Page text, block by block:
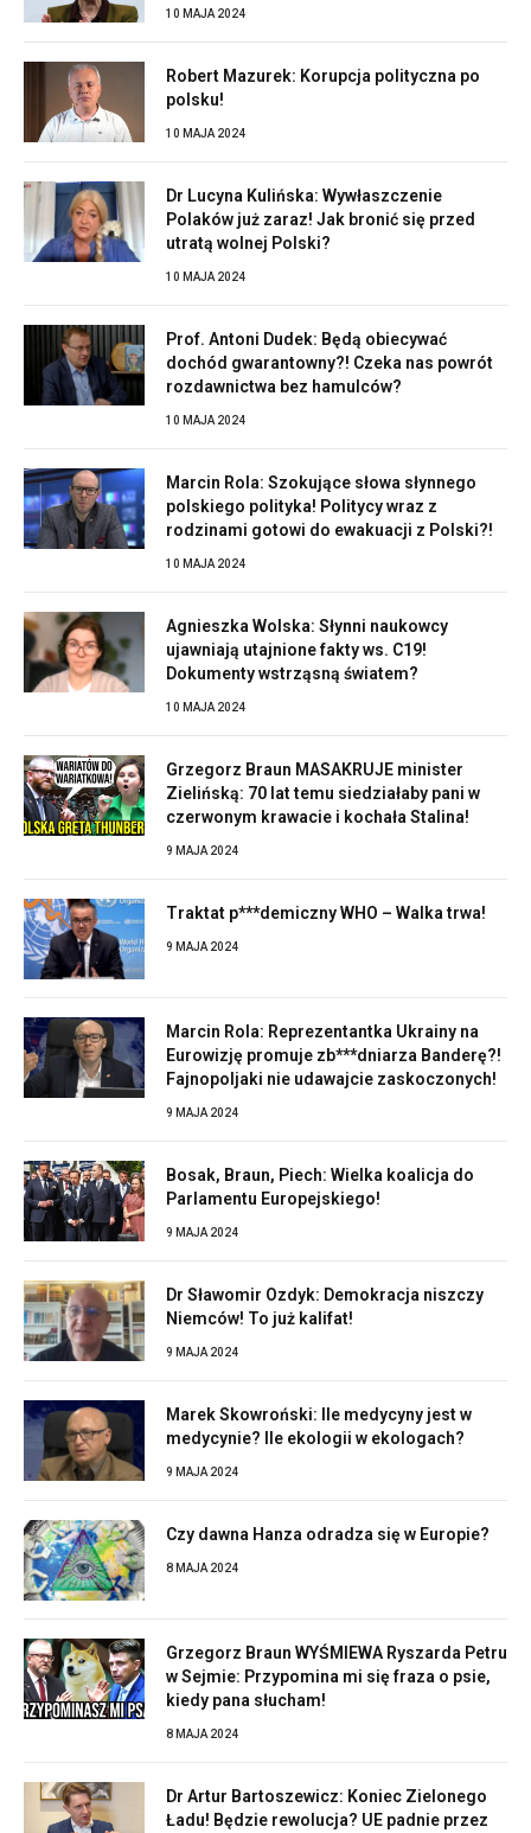
10 MAJA 2024
Robert Mazurek: Korupcja polityczna po
polsku!
10 MAJA 2024
Dr Lucyna Kulińska: Wywłaszczenie
Polaków już zaraz! Jak bronić się przed
utratą wolnej Polski?
10 MAJA 2024
Prof. Antoni Dudek: Będą obiecywać
dochód gwarantowny?! Czeka nas powrót
rozdawnictwa bez hamulców?
10 MAJA 2024
Marcin Rola: Szokujące słowa słynnego
polskiego polityka! Politycy wraz z
rodzinami gotowi do ewakuacji z Polski?!
10 MAJA 2024
Agnieszka Wolska: Słynni naukowcy
ujawniają utajnione fakty ws. C19!
Dokumenty wstrząsną światem?
10 MAJA 2024
Grzegorz Braun MASAKRUJE minister
Zielińską: 70 lat temu siedziałaby pani w
czerwonym krawacie i kochała Stalina!
9 MAJA 2024
Traktat p***demiczny WHO – Walka trwa!
9 MAJA 2024
Marcin Rola: Reprezentantka Ukrainy na
Eurowizję promuje zb***dniarza Banderę?!
Fajnopoljaki nie udawajcie zaskoczonych!
9 MAJA 2024
Bosak, Braun, Piech: Wielka koalicja do
Parlamentu Europejskiego!
9 MAJA 2024
Dr Sławomir Ozdyk: Demokracja niszczy
Niemców! To już kalifat!
9 MAJA 2024
Marek Skowroński: Ile medycyny jest w
medycynie? Ile ekologii w ekologach?
9 MAJA 2024
Czy dawna Hanza odradza się w Europie?
8 MAJA 2024
Grzegorz Braun WYŚMIEWA Ryszarda Petru
w Sejmie: Przypomina mi się fraza o psie,
kiedy pana słucham!
8 MAJA 2024
Dr Artur Bartoszewicz: Koniec Zielonego
Ładu! Będzie rewolucja? UE padnie przez